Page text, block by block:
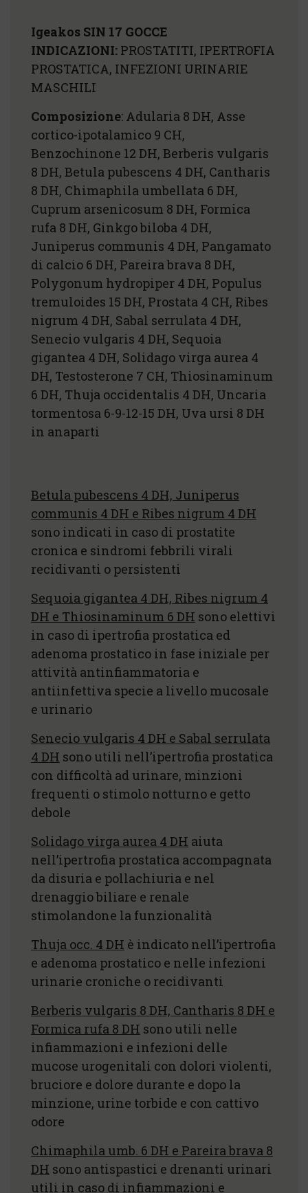
Igeakos SIN 17 GOCCE
INDICAZIONI: PROSTATITI, IPERTROFIA
PROSTATICA, INFEZIONI URINARIE
MASCHILI
Composizione: Adularia 8 DH, Asse
cortico-ipotalamico 9 CH,
Benzochinone 12 DH, Berberis vulgaris
8 DH, Betula pubescens 4 DH, Cantharis
8 DH, Chimaphila umbellata 6 DH,
Cuprum arsenicosum 8 DH, Formica
rufa 8 DH, Ginkgo biloba 4 DH,
Juniperus communis 4 DH, Pangamato
di calcio 6 DH, Pareira brava 8 DH,
Polygonum hydropiper 4 DH, Populus
tremuloides 15 DH, Prostata 4 CH, Ribes
nigrum 4 DH, Sabal serrulata 4 DH,
Senecio vulgaris 4 DH, Sequoia
gigantea 4 DH, Solidago virga aurea 4
DH, Testosterone 7 CH, Thiosinaminum
6 DH, Thuja occidentalis 4 DH, Uncaria
tormentosa 6-9-12-15 DH, Uva ursi 8 DH
in anaparti
Betula pubescens 4 DH, Juniperus
communis 4 DH e Ribes nigrum 4 DH
sono indicati in caso di prostatite
cronica e sindromi febbrili virali
recidivanti o persistenti
Sequoia gigantea 4 DH, Ribes nigrum 4
DH e Thiosinaminum 6 DH sono elettivi
in caso di ipertrofia prostatica ed
adenoma prostatico in fase iniziale per
attività antinfiammatoria e
antiinfettiva specie a livello mucosale
e urinario
Senecio vulgaris 4 DH e Sabal serrulata
4 DH sono utili nell’ipertrofia prostatica
con difficoltà ad urinare, minzioni
frequenti o stimolo notturno e getto
debole
Solidago virga aurea 4 DH aiuta
nell’ipertrofia prostatica accompagnata
da disuria e pollachiuria e nel
drenaggio biliare e renale
stimolandone la funzionalità
Thuja occ. 4 DH è indicato nell’ipertrofia
e adenoma prostatico e nelle infezioni
urinarie croniche o recidivanti
Berberis vulgaris 8 DH, Cantharis 8 DH e
Formica rufa 8 DH sono utili nelle
infiammazioni e infezioni delle
mucose urogenitali con dolori violenti,
bruciore e dolore durante e dopo la
minzione, urine torbide e con cattivo
odore
Chimaphila umb. 6 DH e Pareira brava 8
DH sono antispastici e drenanti urinari
utili in caso di infiammazioni e